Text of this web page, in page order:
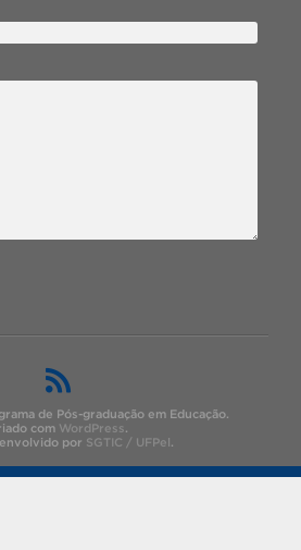
de Pós-graduação em Educação.
com WordPress.
por SGTIC / UFPel .